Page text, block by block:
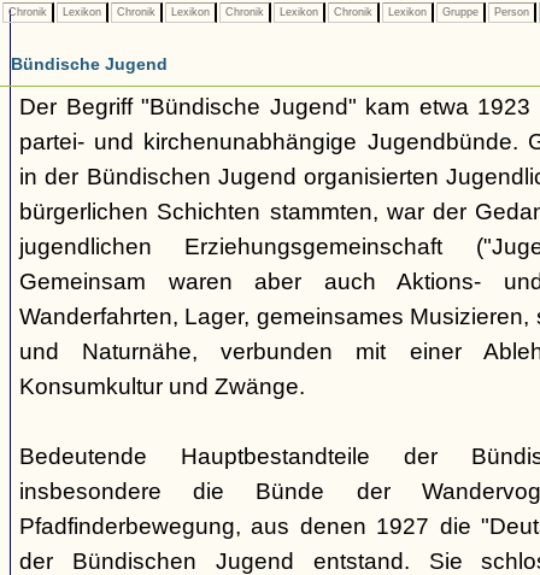
Chronik Lexikon Chronik Lexikon Chronik Lexikon Chronik Lexikon Gruppe Person
Bündische Jugend
Der Begriff "Bündische Jugend" kam etwa
partei- und kirchenunabhängige Jugendbünde.
in der Bündischen Jugend organisierten
bürgerlichen Schichten stammten, war der
jugendlichen Erziehungsgemeinschaft
Gemeinsam waren aber auch Aktions-
Wanderfahrten, Lager, gemeinsames
und Naturnähe, verbunden mit einer
Konsumkultur und Zwänge.
Bedeutende Hauptbestandteile der
insbesondere die Bünde der
Pfadfinderbewegung, aus denen 1927 die
der Bündischen Jugend entstand. Sie